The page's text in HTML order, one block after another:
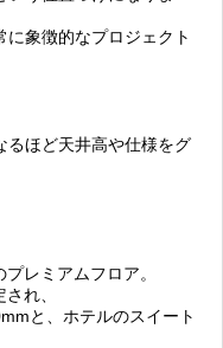
象徴的なプロジェクト
るほど天井高や仕様をグ
レミアムフロア。
れ、
と、ホテルのスイート